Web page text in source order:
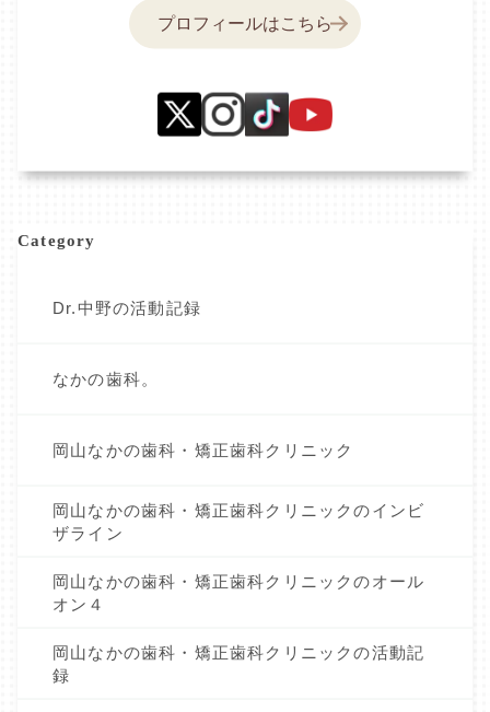
プロフィールはこちら
Category
Dr.中野の活動記録
なかの歯科。
岡山なかの歯科・矯正歯科クリニック
岡山なかの歯科・矯正歯科クリニックのインビ
ザライン
岡山なかの歯科・矯正歯科クリニックのオール
オン４
岡山なかの歯科・矯正歯科クリニックの活動記
録